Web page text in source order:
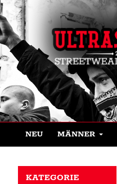
NEU MÄNNER
KATEGORIE